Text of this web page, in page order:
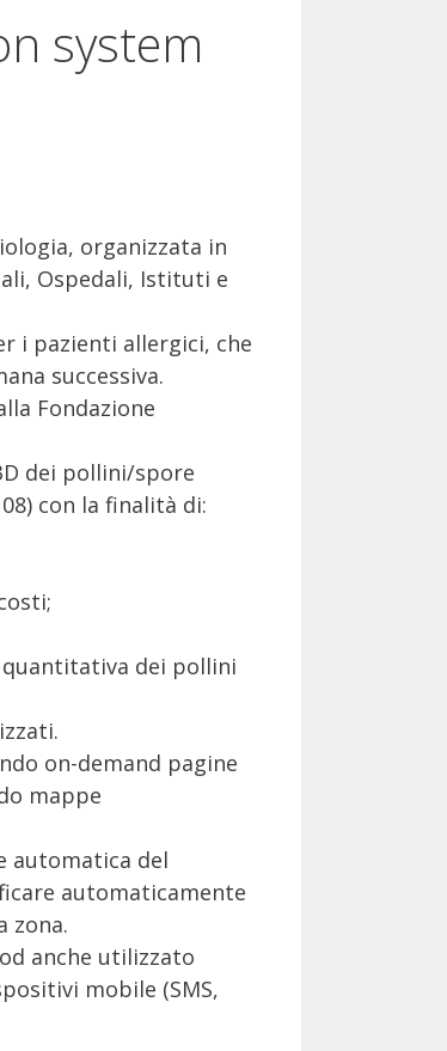
system
organizzata in
Ospedali, Istituti e
i pazienti allergici, che
successiva.
Fondazione
dei pollini/spore
con la finalità di:
dei pollini
on-demand pagine
mappe
automatica del
automaticamente
zona.
anche utilizzato
mobile (SMS,